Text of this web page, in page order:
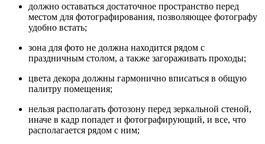
должно оставаться достаточное пространство перед
местом для фотографирования, позволяющее фотографу
удобно встать;
зона для фото не должна находится рядом с
праздничным столом, а также загораживать проходы;
цвета декора должны гармонично вписаться в общую
палитру помещения;
нельзя располагать фотозону перед зеркальной стеной,
иначе в кадр попадет и фотографирующий, и все, что
располагается рядом с ним;